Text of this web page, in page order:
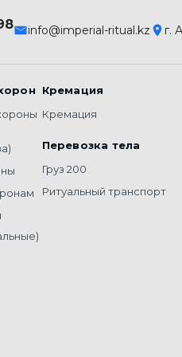
info@imperial-ritual.kz г.
Кремация
Кремация
Перевозка тела
Груз 200
Ритуальный транспорт